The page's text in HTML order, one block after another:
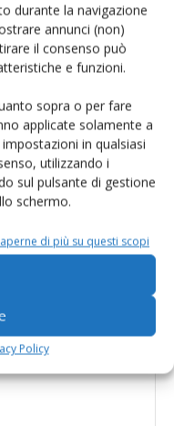
durante la navigazione
annunci (non)
il consenso può
e funzioni.
sopra o per fare
applicate solamente a
in qualsiasi
utilizzando i
sul pulsante di gestione
schermo.
di più su questi scopi
Policy
presidente di Cai